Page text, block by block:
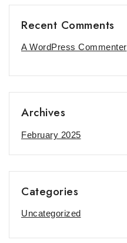
Recent Comments
A WordPress Commenter
Archives
February 2025
Categories
Uncategorized